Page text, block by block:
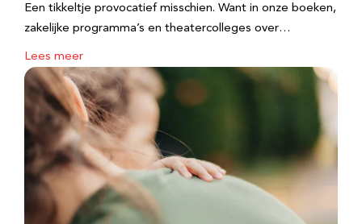
Een tikkeltje provocatief misschien. Want in onze boeken,
zakelijke programma’s en theatercolleges over…
Lees meer